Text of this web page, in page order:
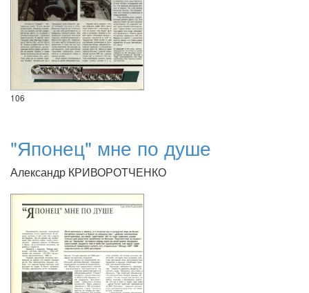
106
"Японец" мне по душе
Александр КРИВОРОТЧЕНКО